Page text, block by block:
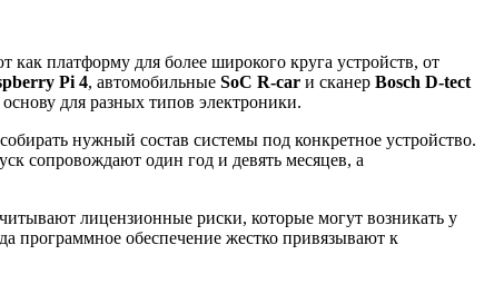
как платформу для более широкого круга устройств, от
Pi 4, автомобильные SoC R-car и сканер Bosch D-tect
для разных типов электроники.
нужный состав системы под конкретное устройство.
сопровождают один год и девять месяцев, а
лицензионные риски, которые могут возникать у
программное обеспечение жестко привязывают к